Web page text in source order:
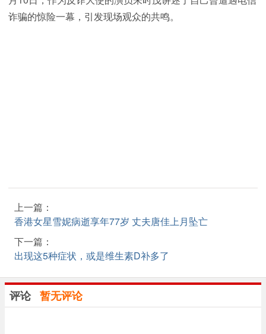
诈骗的惊险一幕，引发现场观众的共鸣。
上一篇：
香港女星雪妮病逝享年77岁 丈夫唐佳上月坠亡
下一篇：
出现这5种症状，或是维生素D补多了
评论 暂无评论